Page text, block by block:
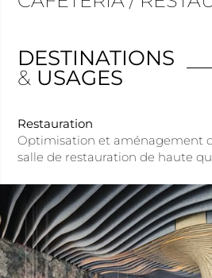
DESTINATIONS
& USAGES
Restauration
Optimisation et aménagement
salle de restauration de haute